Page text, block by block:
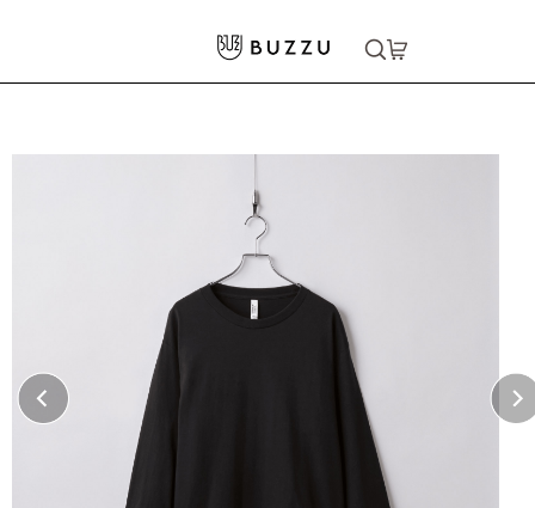
［American Apparel］6.0oz 長袖Tシャツ